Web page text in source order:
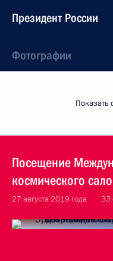
Президент России
Фотографии
Показать
Посещение
космического
27 августа 2019 года 33